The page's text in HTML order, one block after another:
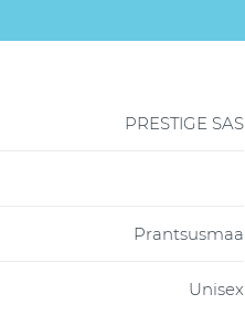
PRESTIGE SAS
Prantsusmaa
Unisex